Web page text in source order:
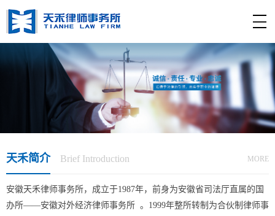
天禾简介 Brief Introduction MORE
安徽天禾律师事务所，成立于1987年，前身为安徽省司法厅直属的国
办所——安徽对外经济律师事务所 。1999年整所转制为合伙制律师事